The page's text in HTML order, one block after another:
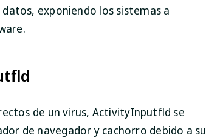
exponiendo los sistemas a
de un virus, ActivityInputfld se
de navegador y cachorro debido a su